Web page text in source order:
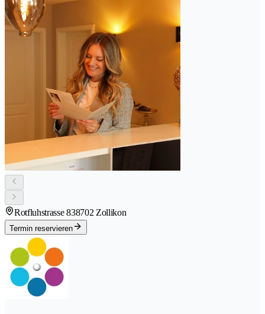
Rotfluhstrasse 838702 Zollikon
Termin reservieren